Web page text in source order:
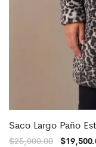
Saco Largo Paño
$25,000.00 $